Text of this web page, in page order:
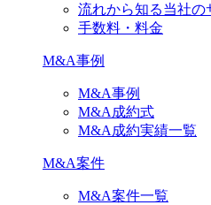
流れから知る当社の
手数料・料金
M&A事例
M&A事例
M&A成約式
M&A成約実績一覧
M&A案件
M&A案件一覧